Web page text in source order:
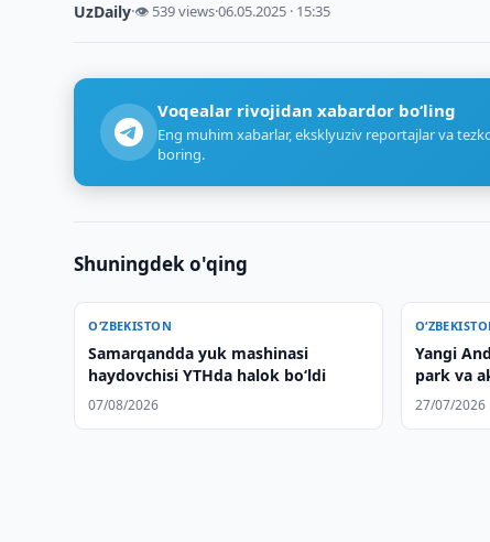
UzDaily·👁 539 views·06.05.2025 · 15:35
Voqealar rivojidan xabardor bo‘ling
Eng muhim xabarlar, eksklyuziv reportajlar va
boring.
Shuningdek o'qing
O‘ZBEKISTON
Samarqandda yuk mashinasi
haydovchisi YTHda halok bo‘ldi
07/08/2026
Yangi
park va
27/07/2026